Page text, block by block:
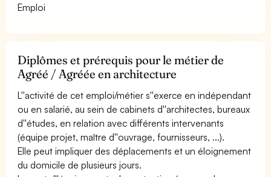
Emploi
Diplômes et prérequis pour le métier de
Agréé / Agréée en architecture
L''activité de cet emploi/métier s''exerce en indépendant
ou en salarié, au sein de cabinets d''architectes, bureaux
d''études, en relation avec différents intervenants
(équipe projet, maître d''ouvrage, fournisseurs, ...).
Elle peut impliquer des déplacements et un éloignement
du domicile de plusieurs jours.